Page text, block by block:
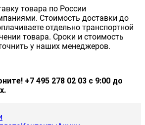
товара по России
Стоимость доставки до
отдельно транспортной
товара. Сроки и стоимость
у наших менеджеров.
+7 495 278 02 03 с 9:00 до